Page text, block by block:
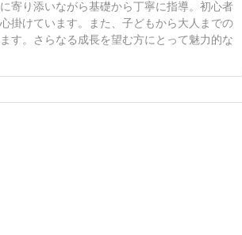
寄り添いながら基礎から丁寧に指導。初心者
掛けています。また、子どもから大人までの
す。さらなる成長を望む方にとって魅力的な